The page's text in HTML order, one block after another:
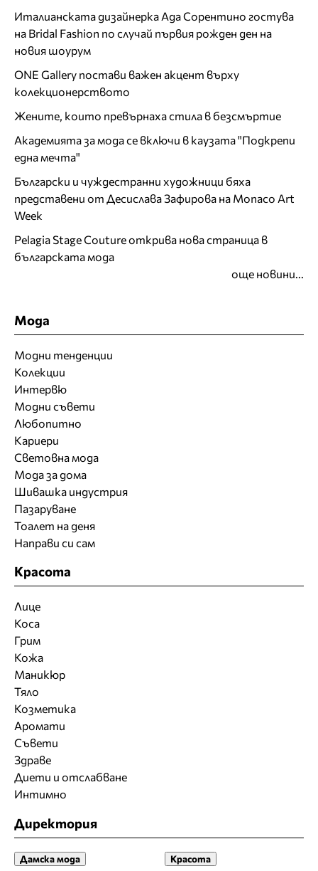
Италианската дизайнерка Ада Сорентино гостува
на Bridal Fashion по случай първия рожден ден на
новия шоурум
ONE Gallery постави важен акцент върху
колекционерството
Жените, които превърнаха стила в безсмъртие
Академията за мода се включи в каузата "Подкрепи
една мечта"
Български и чуждестранни художници бяха
представени от Десислава Зафирова на Monaco Art
Week
Pelagia Stage Couture открива нова страница в
българската мода
още новини...
Мода
Модни тенденции
Колекции
Интервю
Модни съвети
Любопитно
Кариери
Световна мода
Мода за дома
Шивашка индустрия
Пазаруване
Тоалет на деня
Направи си сам
Красота
Лице
Коса
Грим
Кожа
Маникюр
Тяло
Козметика
Аромати
Съвети
Здраве
Диети и отслабване
Интимно
Директория
Дамска мода Красота